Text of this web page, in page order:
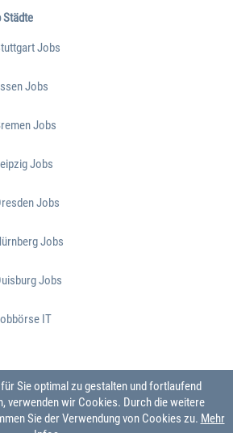
Städte
Jobs
Jobs
Jobs
Jobs
Jobs
Jobs
Jobs
IT
Sie optimal zu gestalten und fortlaufend
verwenden wir Cookies. Durch die weitere
Sie der Verwendung von Cookies zu. Mehr